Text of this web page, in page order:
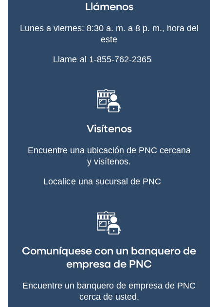
Llámenos
Lunes a viernes: 8:30 a. m. a 8 p. m., hora del
este
Llame al 1-855-762-2365
Visítenos
Encuentre una ubicación de PNC cercana
y visítenos.
Localice una sucursal de PNC
Comuníquese con un banquero de
empresa de PNC
Encuentre un banquero de empresa de PNC
cerca de usted.